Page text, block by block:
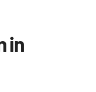
in